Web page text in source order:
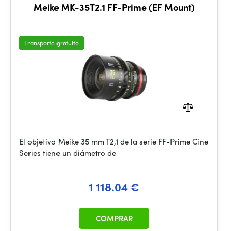
Meike MK-35T2.1 FF-Prime (EF Mount)
Transporte gratuito
El objetivo Meike 35 mm T2,1 de la serie FF-Prime Cine
Series tiene un diámetro de
1 118.04 €
COMPRAR